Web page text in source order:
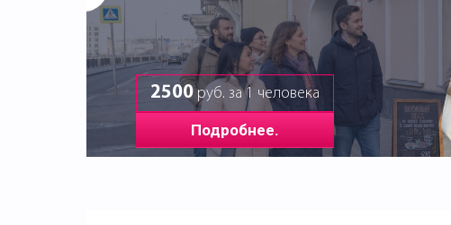
2500руб. за 1 человека
Подробнее.